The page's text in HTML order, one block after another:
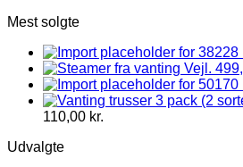
Mest solgte
110,00 kr.
Udvalgte